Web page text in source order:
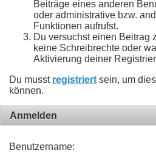
Beiträge eines anderen
oder administrative bzw.
Funktionen aufrufst.
Du versuchst einen Beitrag
keine Schreibrechte oder
Aktivierung deiner
Du musst registriert sein, um
können.
Anmelden
Benutzername: